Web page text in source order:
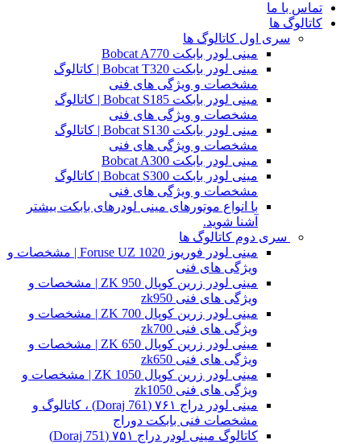
تماس با ما
کاتالوگ ها
سری اول کاتالوگ ها
مینی لودر بابکت Bobcat A770
مینی لودر بابکت Bobcat T320 | کاتالوگ
مشخصات و ویژگی های فنی
مینی لودر بابکت Bobcat S185 | کاتالوگ
مشخصات و ویژگی های فنی
مینی لودر بابکت Bobcat S130 | کاتالوگ
مشخصات و ویژگی های فنی
مینی لودر بابکت Bobcat A300
مینی لودر بابکت Bobcat S300 | کاتالوگ
مشخصات و ویژگی های فنی
با انواع موتورهای مینی لودرهای بابکت بیشتر
آشنا شوید.
سری دوم کاتالوگ ها
مینی لودر فوریوز Foruse UZ 1020 | مشخصات و
ویژگی های فنی
مینی لودر زرین کوپال ZK 950 | مشخصات و
ویژگی های فنی zk950
مینی لودر زرین کوپال ZK 700 | مشخصات و
ویژگی های فنی zk700
مینی لودر زرین کوپال ZK 650 | مشخصات و
ویژگی های فنی zk650
مینی لودر زرین کوپال ZK 1050 | مشخصات و
ویژگی های فنی zk1050
مینی لودر دراج ۷۶۱ (Doraj 761) ، کاتالوگ و
مشخصات فنی بابکت دوراج
کاتالوگ مینی لودر دراج ۷۵۱ (Doraj 751)